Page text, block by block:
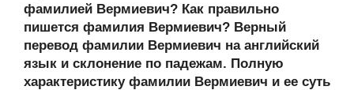
ki
фамилией Вермиевич? Как правильно
пишется фамилия Вермиевич? Верный
перевод фамилии Вермиевич на английский
язык и склонение по падежам. Полную
характеристику фамилии Вермиевич и ее суть